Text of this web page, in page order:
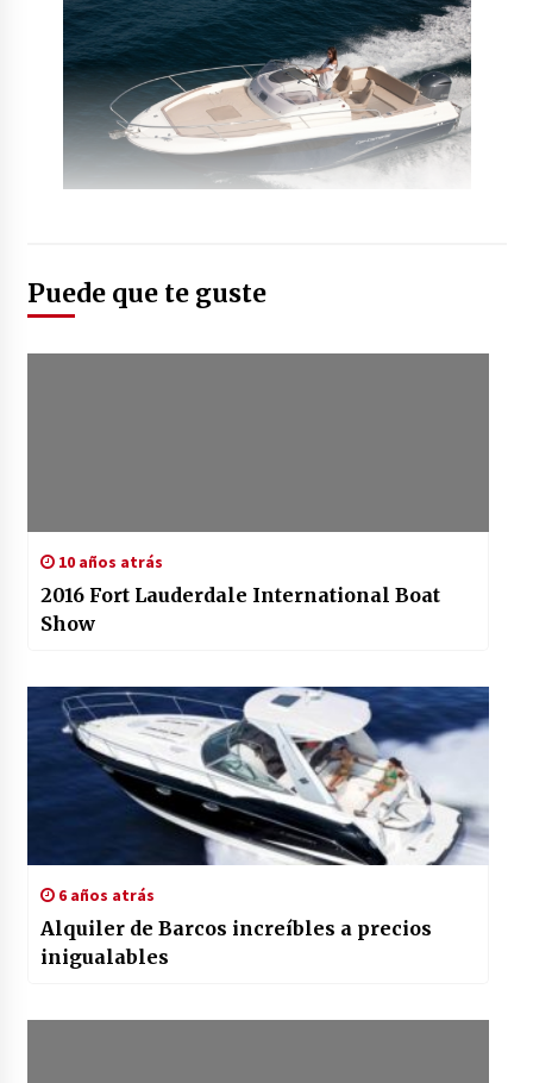
Puede que te guste
10 años atrás
2016 Fort Lauderdale International Boat
Show
6 años atrás
Alquiler de Barcos increíbles a precios
inigualables